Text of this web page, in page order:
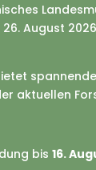
August 2026
aktuellen
bis 16.